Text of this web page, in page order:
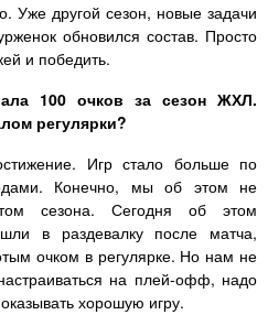
Уже другой сезон, новые задачи
обновился состав. Просто
и победить.
100 очков за сезон ЖХЛ.
регулярки?
Игр стало больше по
Конечно, мы об этом не
сезона. Сегодня об этом
в раздевалку после матча,
очком в регулярке. Но нам не
на плей-офф, надо
хорошую игру.